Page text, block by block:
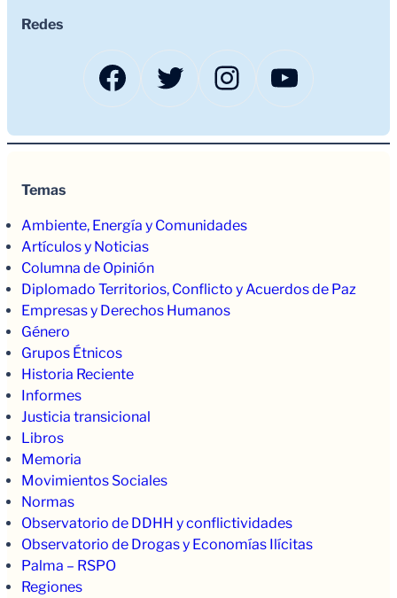
Redes
Facebook
TwitterInstagram
Temas
Ambiente, Energía y Comunidades
Artículos y Noticias
Columna de Opinión
Diplomado Territorios, Conflicto y Acuerdos de Paz
Empresas y Derechos Humanos
Género
Grupos Étnicos
Historia Reciente
Informes
Justicia transicional
Libros
Memoria
Movimientos Sociales
Normas
Observatorio de DDHH y conflictividades
Observatorio de Drogas y Economías Ilícitas
Palma – RSPO
Regiones